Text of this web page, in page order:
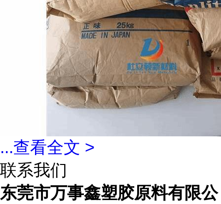
...查看全文 >
联系我们
东莞市万事鑫塑胶原料有限公